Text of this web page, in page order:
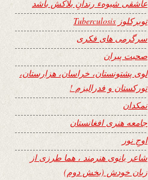
عاشقی شیوهء رندانِ بلاکش باشد
توبرکلوز Tuberculosis
سرگرمی های فکری
صحبت پیران
لوی پشتونستان، خراسان، هزارستان،
تورکستان و فدرالیزم !
نمکدان
جامعه هنری افغانستان
اوجِ نور
شاعر بانوی هنرمند ، هما طرزی از
زبان خودش (بخش دوم)